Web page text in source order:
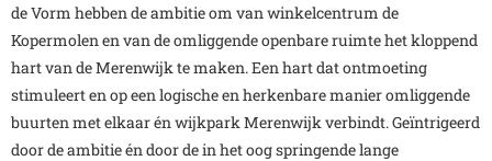
de Vorm hebben de ambitie om van winkelcentrum de
Kopermolen en van de omliggende openbare ruimte het kloppend
hart van de Merenwijk te maken. Een hart dat ontmoeting
stimuleert en op een logische en herkenbare manier omliggende
buurten met elkaar én wijkpark Merenwijk verbindt. Geïntrigeerd
door de ambitie én door de in het oog springende lange